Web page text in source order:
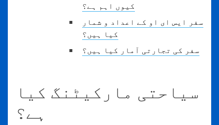
کیوں اہم ہے؟
سفر ایس ای او کے اعداد و شمار
کیا ہیں؟
سفر کی تجارتی آمار کیا ہیں؟
سیاحتی مارکیٹنگ کیا
ہے؟